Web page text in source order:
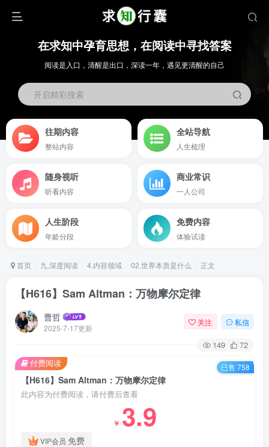
在求知中孕育思想，在阅读中寻找答案
阅读是入口，清醒是出口，深读一年，遇见更清醒的自己
开启精彩搜索
往期内容
整站内容
全站导航
人生梳理
随身视听
听看内容
商业常识
一人公司
人生阶段
年龄分段
免费内容
体验试读
首页 九.深度阅读 4.内容领域 02.世界本质是什么 正文
【H616】Sam Altman：万物摩尔定律
曹哲
2025-7-17更新
关注 私信
149 72
【H616】Sam Altman：万物摩尔定律
此内容为付费阅读，请付费后查看
￥ 3.9
VIP会员 免费
付费阅读 已售 758